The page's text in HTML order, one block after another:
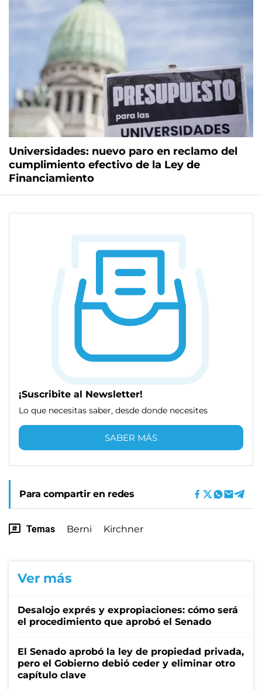
Universidades: nuevo paro en reclamo del
cumplimiento efectivo de la Ley de
Financiamiento
¡Suscribite al Newsletter!
Lo que necesitas saber, desde donde necesites
SABER MÁS
Para compartir en redes
Temas Berni Kirchner
Ver más
Desalojo exprés y expropiaciones: cómo será
el procedimiento que aprobó el Senado
El Senado aprobó la ley de propiedad privada,
pero el Gobierno debió ceder y eliminar otro
capítulo clave